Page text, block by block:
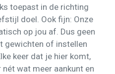
toepast in de richting
doel. Ook fijn: Onze
op jou af. Dus geen
gewichten of instellen
keer dat je hier komt,
wat meer aankunt en